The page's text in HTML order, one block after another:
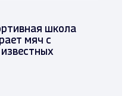
школа
мяч с